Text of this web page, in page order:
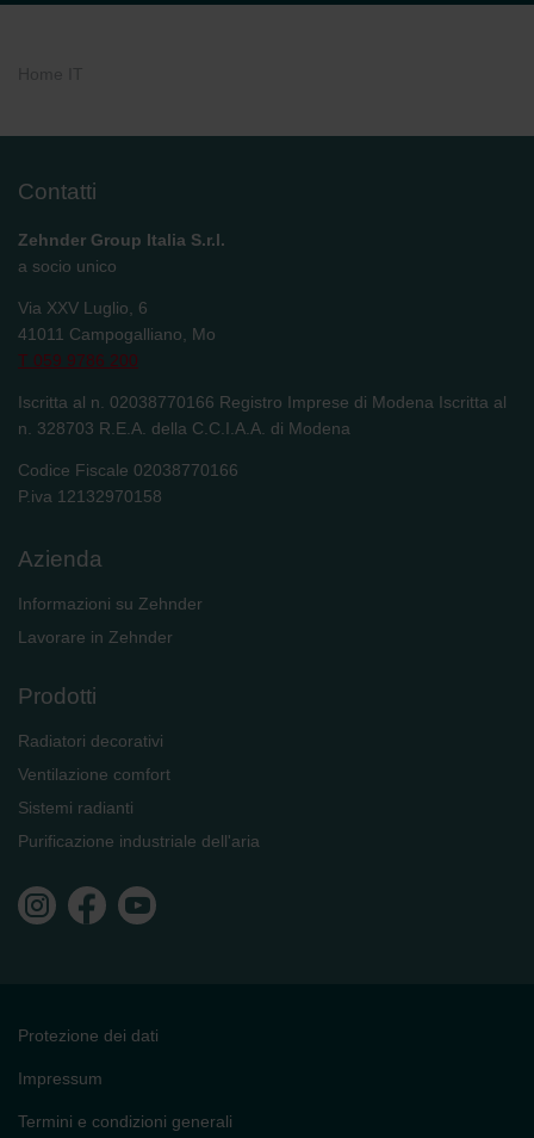
Contatti
Zehnder Group Italia S.r.l.
a socio unico
Via XXV Luglio, 6
41011 Campogalliano, Mo
T 059 9786 200
Iscritta al n. 02038770166 Registro Imprese di Modena Iscritta al
n. 328703 R.E.A. della C.C.I.A.A. di Modena
Codice Fiscale 02038770166
P.iva 12132970158
Azienda
Informazioni su Zehnder
Lavorare in Zehnder
Prodotti
Radiatori decorativi
Ventilazione comfort
Sistemi radianti
Purificazione industriale dell'aria
Protezione dei dati
Impressum
Termini e condizioni generali